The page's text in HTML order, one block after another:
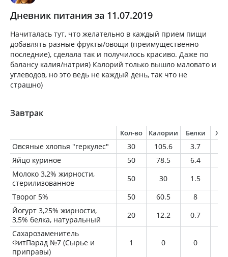
Дневник питания за 11.07.2019
Начиталась тут, что желательно в каждый прием пищи
добавлять разные фрукты/овощи (преимущественно
последние), сделала так и получилось красиво. Даже по
балансу калия/натрия) Калорий только вышло маловато и
углеводов, но это ведь не каждый день, так что не
страшно)
Завтрак
Кол-во Калории Белки
Овсяные хлопья "геркулес" 30 105.6 3.7
Яйцо куриное
50 78.5 6.4
Молоко 3,2% жирности,
стерилизованное
50 30 1.5
Творог 5%
50 60.5 8
Йогурт 3,25% жирности,
3,5% белка, натуральный
20 12.2 0.7
Сахарозаменитель
ФитПарад №7 (Сырье и
приправы)
1 0 0